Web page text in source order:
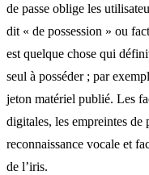
de passe oblige les
dit « de possession » ou
est quelque chose qui
seul à posséder ; par
jeton matériel publié. Les
digitales, les empreintes de
reconnaissance vocale et
de l’iris.